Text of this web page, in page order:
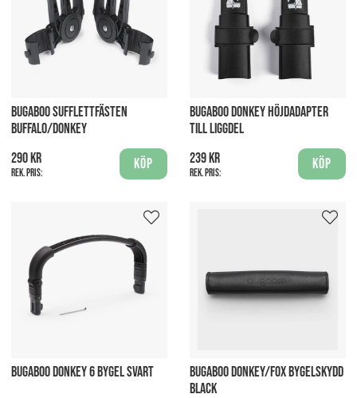
BUGABOO SUFFLETTFÄSTEN
BUFFALO/DONKEY
290 kr
Rek. pris:
Köp
BUGABOO DONKEY HÖJDADAPTER
TILL LIGGDEL
239 kr
Rek. pris:
Köp
BUGABOO DONKEY 6 BYGEL SVART
BUGABOO DONKEY/FOX BYGELSKYDD
BLACK